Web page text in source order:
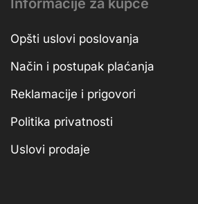
Informacije za kupce
Opšti uslovi poslovanja
Način i postupak plaćanja
Reklamacije i prigovori
Politika privatnosti
Uslovi prodaje